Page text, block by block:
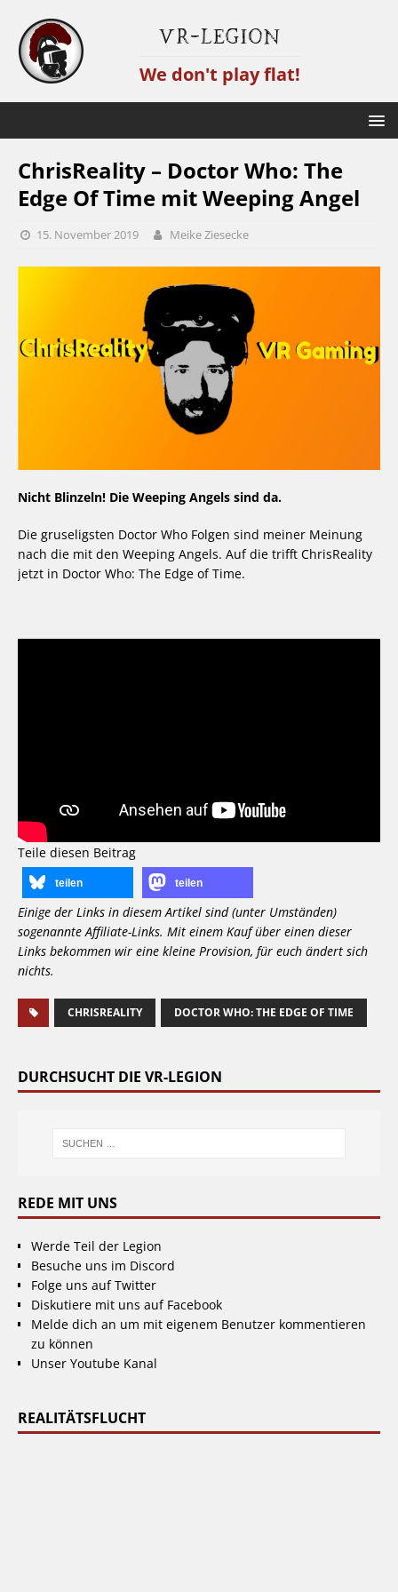
VR-Legion
We don't play flat!
ChrisReality – Doctor Who: The
Edge Of Time mit Weeping Angel
15. November 2019 Meike Ziesecke
Nicht Blinzeln! Die Weeping Angels sind da.
Die gruseligsten Doctor Who Folgen sind meiner Meinung
nach die mit den Weeping Angels. Auf die trifft ChrisReality
jetzt in Doctor Who: The Edge of Time.
Teile diesen Beitrag
teilen teilen
Einige der Links in diesem Artikel sind (unter Umständen)
sogenannte Affiliate-Links. Mit einem Kauf über einen dieser
Links bekommen wir eine kleine Provision, für euch ändert sich
nichts.
CHRISREALITY DOCTOR WHO: THE EDGE OF TIME
DURCHSUCHT DIE VR-LEGION
REDE MIT UNS
Werde Teil der Legion
Besuche uns im Discord
Folge uns auf Twitter
Diskutiere mit uns auf Facebook
Melde dich an um mit eigenem Benutzer kommentieren
zu können
Unser Youtube Kanal
REALITÄTSFLUCHT